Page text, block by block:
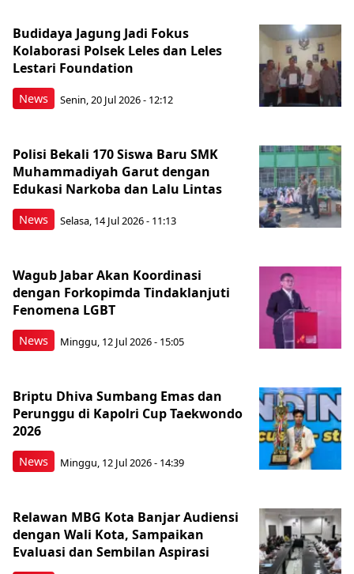
News
Budidaya Jagung Jadi Fokus
Kolaborasi Polsek Leles dan Leles
Lestari Foundation
Senin, 20 Jul 2026 - 12:12
News
Polisi Bekali 170 Siswa Baru SMK
Muhammadiyah Garut dengan
Edukasi Narkoba dan Lalu Lintas
Selasa, 14 Jul 2026 - 11:13
News
Wagub Jabar Akan Koordinasi
dengan Forkopimda Tindaklanjuti
Fenomena LGBT
Minggu, 12 Jul 2026 - 15:05
News
Briptu Dhiva Sumbang Emas dan
Perunggu di Kapolri Cup Taekwondo
2026
Minggu, 12 Jul 2026 - 14:39
Relawan MBG Kota Banjar Audiensi
dengan Wali Kota, Sampaikan
Evaluasi dan Sembilan Aspirasi